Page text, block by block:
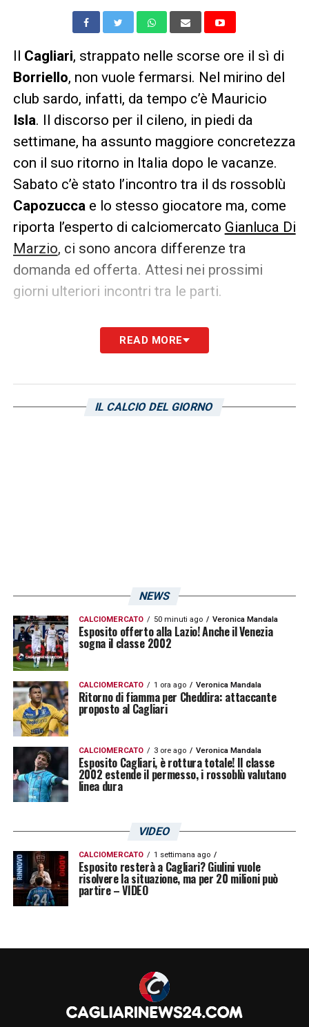
Il Cagliari, strappato nelle scorse ore il sì di
Borriello, non vuole fermarsi. Nel mirino del
club sardo, infatti, da tempo c’è Mauricio
Isla. Il discorso per il cileno, in piedi da
settimane, ha assunto maggiore concretezza
con il suo ritorno in Italia dopo le vacanze.
Sabato c’è stato l’incontro tra il ds rossoblù
Capozucca e lo stesso giocatore ma, come
riporta l’esperto di calciomercato Gianluca Di
Marzio, ci sono ancora differenze tra
domanda ed offerta. Attesi nei prossimi
giorni ulteriori incontri tra le parti.
LA PLAYLIST DELLE NOSTRE TOP NEWS
READ MORE
IL CALCIO DEL GIORNO
NEWS
CALCIOMERCATO 50 minuti ago Veronica Mandala
Esposito offerto alla Lazio! Anche il Venezia
sogna il classe 2002
CALCIOMERCATO 1 ora ago Veronica Mandala
Ritorno di fiamma per Cheddira: attaccante
proposto al Cagliari
CALCIOMERCATO 3 ore ago Veronica Mandala
Esposito Cagliari, è rottura totale! Il classe
2002 estende il permesso, i rossoblù valutano
linea dura
VIDEO
CALCIOMERCATO 1 settimana ago
Esposito resterà a Cagliari? Giulini vuole
risolvere la situazione, ma per 20 milioni può
partire – VIDEO